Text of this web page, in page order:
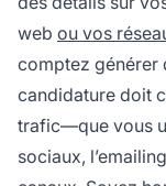
web ou vos
comptez générer
candidature doit
trafic—que vous
sociaux,